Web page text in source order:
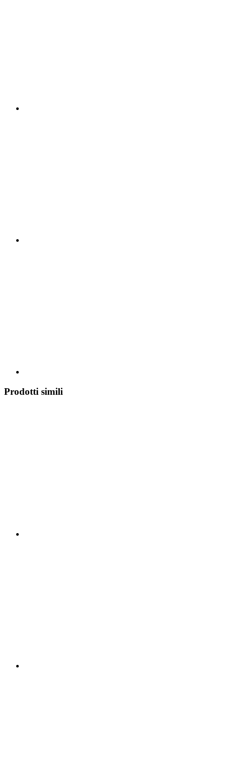
Prodotti simili